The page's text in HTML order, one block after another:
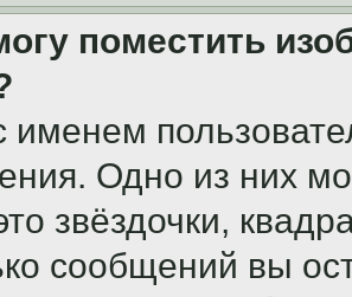
поместить
именем
Одно из них
звёздочки,
сообщений вы